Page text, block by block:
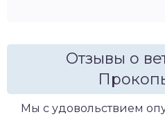
Отзывы о
Мы с удовольствием